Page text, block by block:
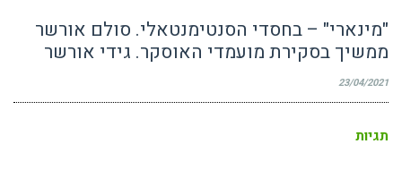
"מינארי" – בחסדי הסנטימנטאלי. סולם אורשר
ממשיך בסקירת מועמדי האוסקר. גידי אורשר
23/04/2021
תגיות